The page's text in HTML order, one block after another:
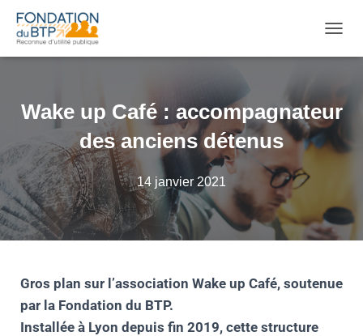
Wake up Café : accompagnateur
des anciens détenus
14 janvier 2021
Gros plan sur l’association Wake up Café, soutenue
par la Fondation du BTP.
Installée à Lyon depuis fin 2019, cette structure